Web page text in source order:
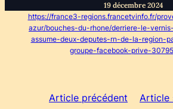
19 décembre 2024
https://france3-regions.francetvinfo.fr/
azur/bouches-du-rhone/derriere-le-
assume-deux-deputes-rn-de-la-region-
groupe-facebook-prive-
Article précédent Article